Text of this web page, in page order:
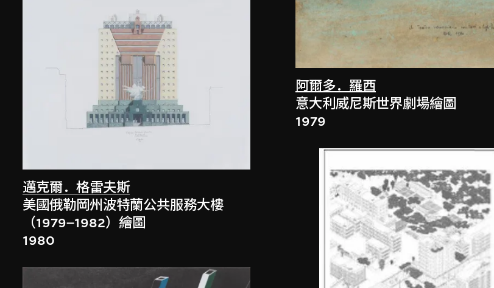
邁克爾．格雷夫斯
美國俄勒岡州波特蘭公共服務大樓
（1979–1982）繪圖
1980
阿爾多．羅西
意大利威尼斯世界劇場繪圖
1979